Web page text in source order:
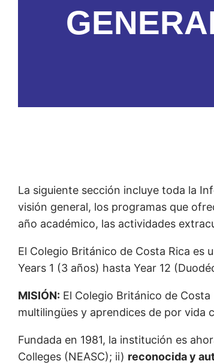
La siguiente sección incluye toda la
visión general, los programas que
año académico, las actividades
El Colegio Británico de Costa Rica es
Years 1 (3 años) hasta Year 12
MISIÓN: El Colegio Británico de
multilingües y aprendices de por vida
Fundada en 1981, la institución es
Colleges (NEASC); ii) reconocida y